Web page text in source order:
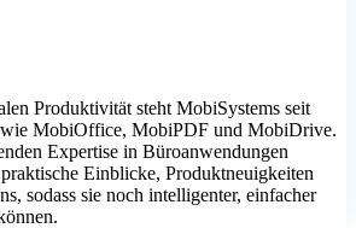
Produktivität steht MobiSystems seit
wie MobiOffice, MobiPDF und MobiDrive.
Expertise in Büroanwendungen
Einblicke, Produktneuigkeiten
sodass sie noch intelligenter, einfacher